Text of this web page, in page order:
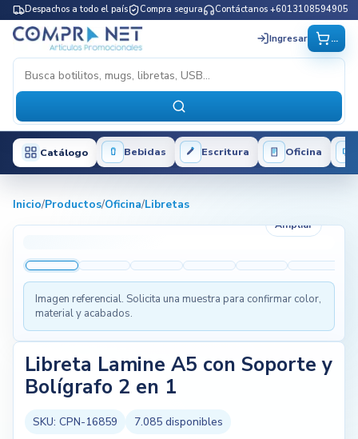
Despachos a todo el país Compra segura Contáctanos +6013108594905
Ingresar ...
Catálogo Bebidas Escritura Oficina
Inicio/Productos/Oficina/Libretas
Ampliar
Imagen referencial. Solicita una muestra para confirmar color,
material y acabados.
Libreta Lamine A5 con Soporte y
Bolígrafo 2 en 1
SKU: CPN-16859 7.085disponibles